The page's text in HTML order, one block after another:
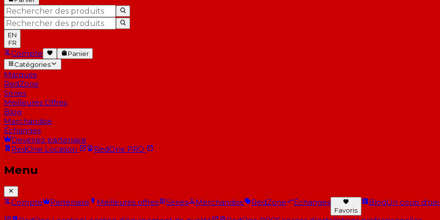
EN
FR
Compte
Panier
Catégories
Marques
RedZone
Séries
Meilleures Offres
Blog
Marchandise
Échanges
Devenez partenaire
RedOne Location RedOne PRO
Menu
Compte Partenaire Meilleures offres Séries Merchandise RedZone Échanges
Favoris
BlogUn coup